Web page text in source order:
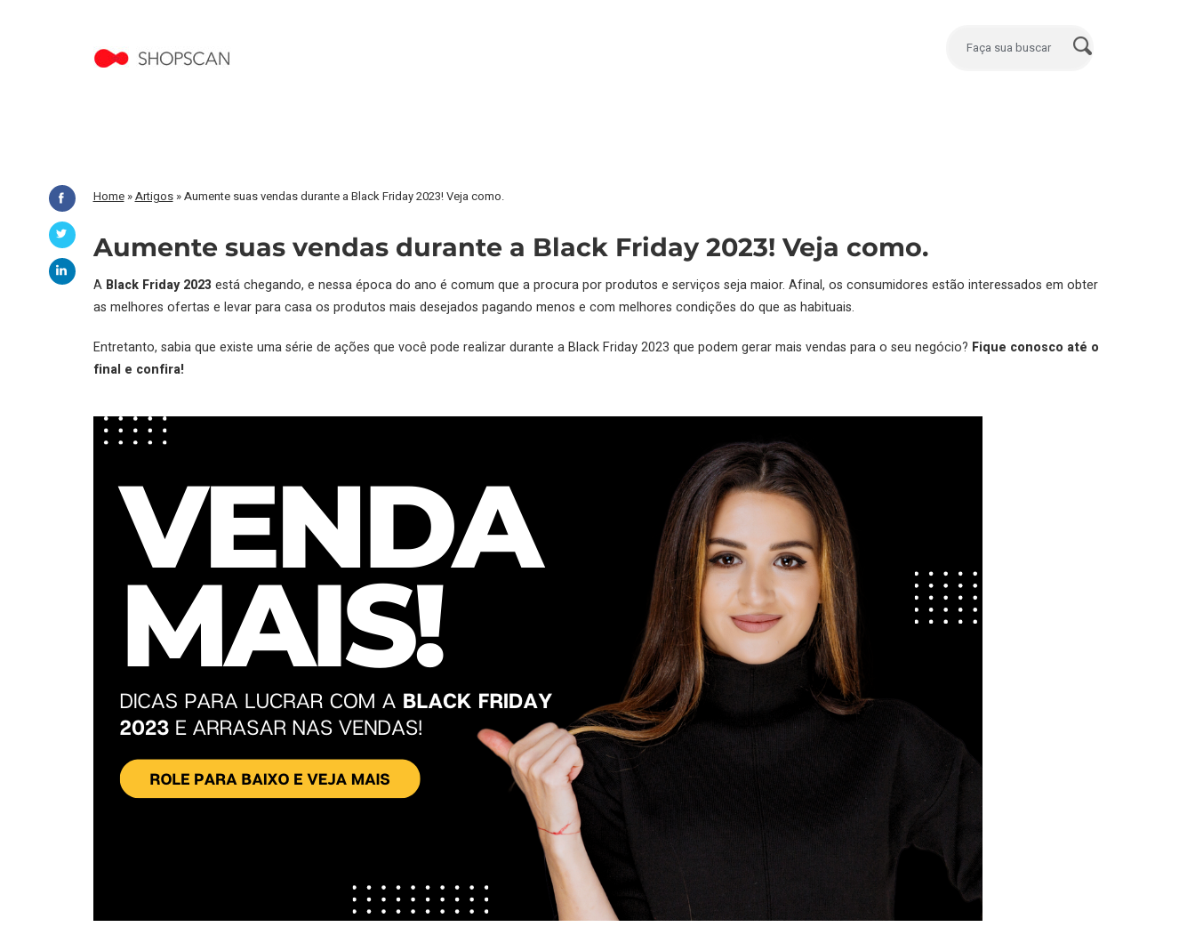
Home»Artigos»Aumente suas vendas durante a Black Friday 2023! Veja como.
Aumente suas vendas durante a Black Friday 2023! Veja como.
A Black Friday 2023 está chegando, e nessa época do ano é comum que a procura por produtos e serviços seja maior. Afinal, os consumidores estão interessados em obter
as melhores ofertas e levar para casa os produtos mais desejados pagando menos e com melhores condições do que as habituais.
Entretanto, sabia que existe uma série de ações que você pode realizar durante a Black Friday 2023 que podem gerar mais vendas para o seu negócio? Fique conosco até o
final e confira!